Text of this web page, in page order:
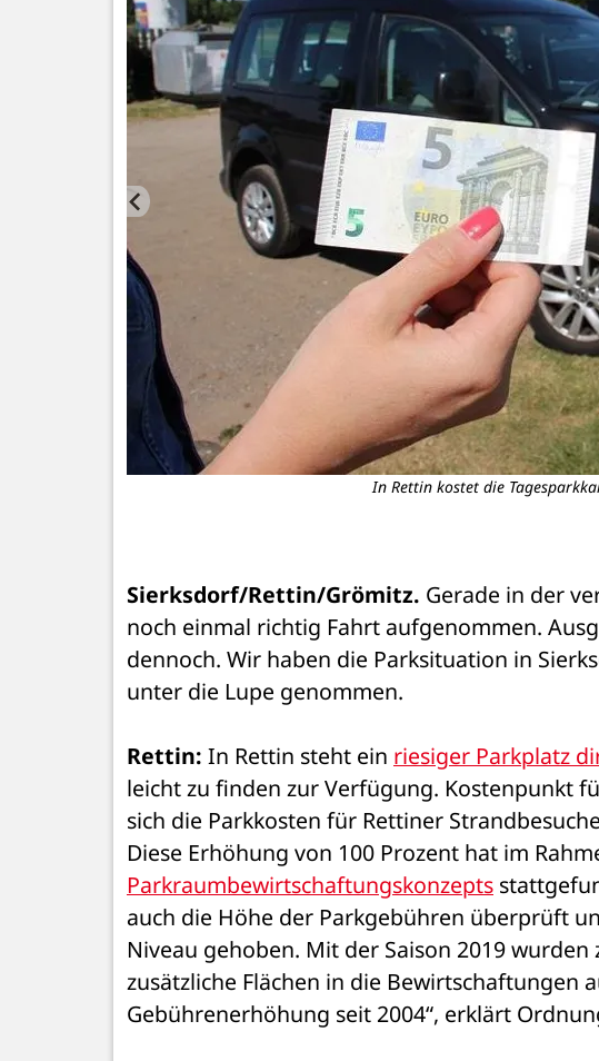
In Rettin kostet die
Sierksdorf/Rettin/Grömitz. Gerade in der
noch einmal richtig Fahrt aufgenommen.
dennoch. Wir haben die Parksituation in
unter die Lupe genommen.
Rettin: In Rettin steht ein riesiger Parkplatz
leicht zu finden zur Verfügung. Kostenpunkt
sich die Parkkosten für Rettiner
Parkraumbewirtschaftungskonzepts
auch die Höhe der Parkgebühren überprüft
Niveau gehoben. Mit der Saison 2019
zusätzliche Flächen in die Bewirtschaftungen
Gebührenerhöhung seit 2004“, erklärt